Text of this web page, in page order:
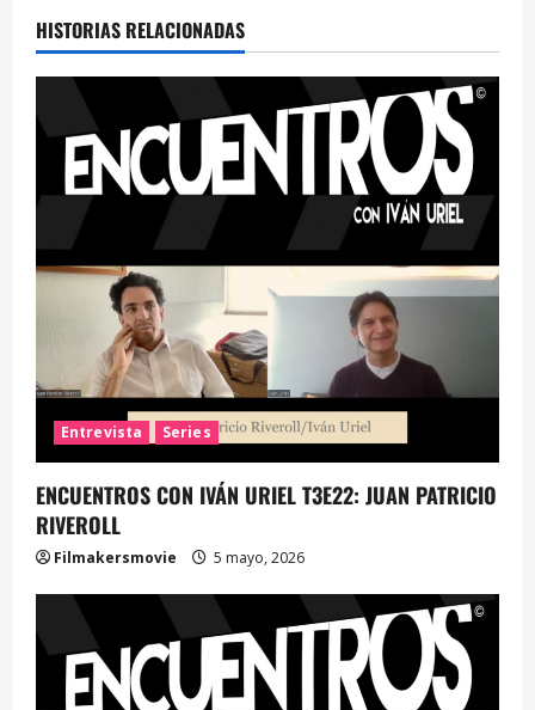
HISTORIAS RELACIONADAS
Entrevista Series
ENCUENTROS CON IVÁN URIEL T3E22: JUAN PATRICIO
RIVEROLL
Filmakersmovie 5 mayo, 2026